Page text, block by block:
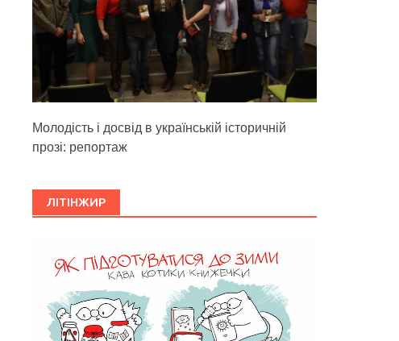
Молодість і досвід в українській історичній
прозі: репортаж
ЛІТІНЖИР